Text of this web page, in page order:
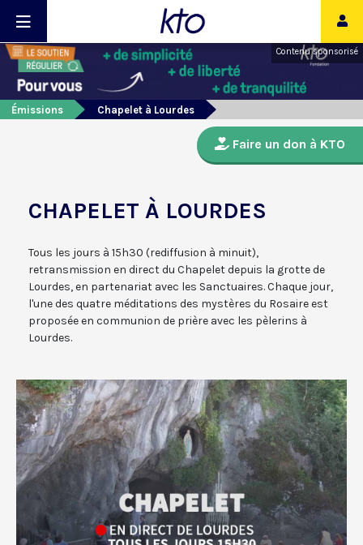
Contenu sponsorisé
Émissions Chapelet à Lourdes
Faire un don à KTO
CHAPELET À LOURDES
Tous les jours à 15h30 (rediffusion à minuit),
retransmission en direct du Chapelet depuis la grotte de
Lourdes, en partenariat avec les Sanctuaires. Chaque jour,
l'une des quatre méditations des mystères du Rosaire est
proposée en communion de prière avec les pèlerins à
Lourdes.